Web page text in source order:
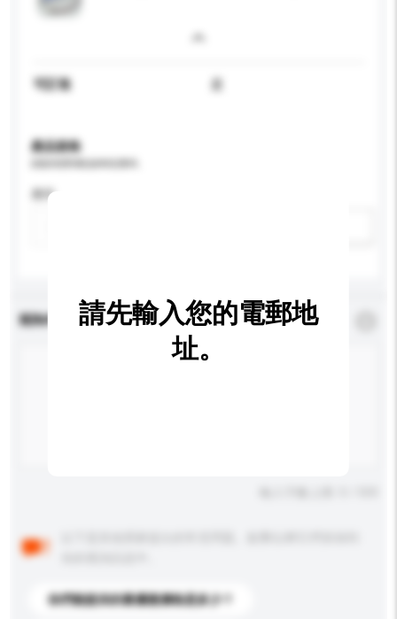
可訂造 是
產品規格
應用
查詢內容 *必須填寫
你們能提供的最優惠價格是多少？
請先輸入您的電郵地
址。